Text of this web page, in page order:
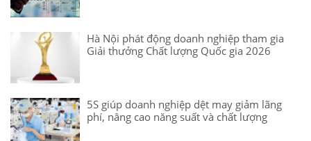
Hà Nội phát động doanh nghiệp tham gia
Giải thưởng Chất lượng Quốc gia 2026
5S giúp doanh nghiệp dệt may giảm lãng
phí, nâng cao năng suất và chất lượng